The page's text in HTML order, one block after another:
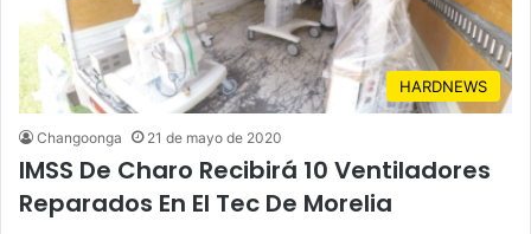
HARDNEWS
Changoonga 21 de mayo de 2020
IMSS De Charo Recibirá 10 Ventiladores
Reparados En El Tec De Morelia